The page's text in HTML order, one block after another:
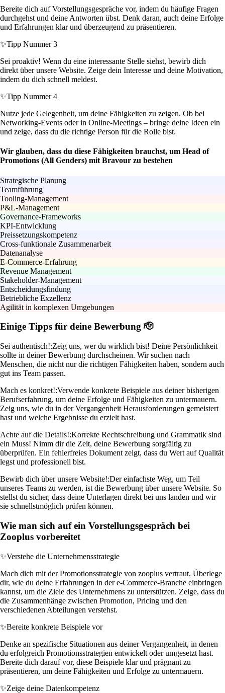
Bereite dich auf Vorstellungsgespräche vor, indem du häufige Fragen
durchgehst und deine Antworten übst. Denk daran, auch deine Erfolge
und Erfahrungen klar und überzeugend zu präsentieren.
✨Tipp Nummer 3
Sei proaktiv! Wenn du eine interessante Stelle siehst, bewirb dich
direkt über unsere Website. Zeige dein Interesse und deine Motivation,
indem du dich schnell meldest.
✨Tipp Nummer 4
Nutze jede Gelegenheit, um deine Fähigkeiten zu zeigen. Ob bei
Networking-Events oder in Online-Meetings – bringe deine Ideen ein
und zeige, dass du die richtige Person für die Rolle bist.
Wir glauben, dass du diese Fähigkeiten brauchst, um Head of
Promotions (All Genders) mit Bravour zu bestehen
Strategische Planung
Teamführung
Tooling-Management
P&L-Management
Governance-Frameworks
KPI-Entwicklung
Preissetzungskompetenz
Cross-funktionale Zusammenarbeit
Datenanalyse
E-Commerce-Erfahrung
Revenue Management
Stakeholder-Management
Entscheidungsfindung
Betriebliche Exzellenz
Agilität in komplexen Umgebungen
Einige Tipps für deine Bewerbung 🫡
Sei authentisch!:Zeig uns, wer du wirklich bist! Deine Persönlichkeit
sollte in deiner Bewerbung durchscheinen. Wir suchen nach
Menschen, die nicht nur die richtigen Fähigkeiten haben, sondern auch
gut ins Team passen.
Mach es konkret!:Verwende konkrete Beispiele aus deiner bisherigen
Berufserfahrung, um deine Erfolge und Fähigkeiten zu untermauern.
Zeig uns, wie du in der Vergangenheit Herausforderungen gemeistert
hast und welche Ergebnisse du erzielt hast.
Achte auf die Details!:Korrekte Rechtschreibung und Grammatik sind
ein Muss! Nimm dir die Zeit, deine Bewerbung sorgfältig zu
überprüfen. Ein fehlerfreies Dokument zeigt, dass du Wert auf Qualität
legst und professionell bist.
Bewirb dich über unsere Website!:Der einfachste Weg, um Teil
unseres Teams zu werden, ist die Bewerbung über unsere Website. So
stellst du sicher, dass deine Unterlagen direkt bei uns landen und wir
sie schnellstmöglich prüfen können.
Wie man sich auf ein Vorstellungsgespräch bei
Zooplus vorbereitet
✨Verstehe die Unternehmensstrategie
Mach dich mit der Promotionsstrategie von zooplus vertraut. Überlege
dir, wie du deine Erfahrungen in der e-Commerce-Branche einbringen
kannst, um die Ziele des Unternehmens zu unterstützen. Zeige, dass du
die Zusammenhänge zwischen Promotion, Pricing und den
verschiedenen Abteilungen verstehst.
✨Bereite konkrete Beispiele vor
Denke an spezifische Situationen aus deiner Vergangenheit, in denen
du erfolgreich Promotionsstrategien entwickelt oder umgesetzt hast.
Bereite dich darauf vor, diese Beispiele klar und prägnant zu
präsentieren, um deine Fähigkeiten und Erfolge zu untermauern.
✨Zeige deine Datenkompetenz